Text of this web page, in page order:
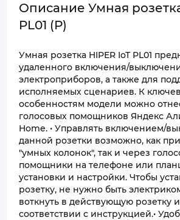
Описание Умная
PL01 (Р)
Умная розетка HIPER IoT PL01
удаленного включения/
электроприборов, а также для
исполняемых сценариев. К
особенностям модели можно
голосовых помощников Яндекс
Home. • Управлять включением/
данной розетки возможно, как
"умных колонок", так и через
помощники на телефоне или
установки и настройки. Чтобы
розетку, не нужно быть
воткнуть в действующую розетку
соответствии с инструкцией.•